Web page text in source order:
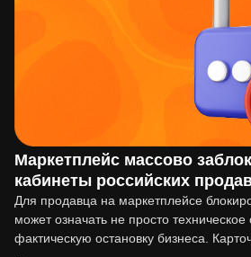
Маркетплейс массово
кабинеты российских
Для продавца на маркетплейсе
может означать не просто техническое
фактическую остановку бизнеса.